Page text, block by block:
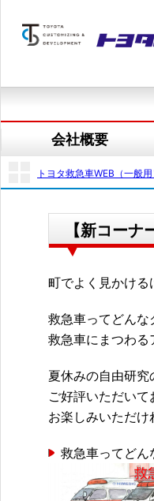
会社概要
トヨタ救急車WEB（一般用
【新コー
町でよく見かける
救急車ってどんな
救急車にまつわる
夏休みの自由研
ご好評いただいて
お楽しみいただけ
救急車ってどん